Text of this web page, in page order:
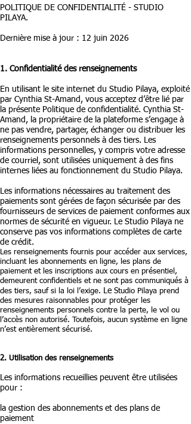
POLITIQUE DE CONFIDENTIALITÉ - STUDIO
PILAYA.
Dernière mise à jour : 12 juin 2026
1. Confidentialité des renseignements
En utilisant le site internet du Studio Pilaya, exploité
par Cynthia St-Amand, vous acceptez d’être lié par
la présente Politique de confidentialité. Cynthia St-
Amand, l a propriétaire de la plateforme s’engage à
ne pas vendre, partager, échanger ou distribuer les
renseignements personnels à des tiers. Les
informations personnelles, y compris votre adresse
de courriel, sont utilisées uniquement à des fins
internes liées au fonctionnement du Studio Pilaya.
Les informations nécessaires au traitement des
paiements sont gérées de façon sécurisée par des
fournisseurs de services de paiement conformes aux
normes de sécurité en vigueur. Le Studio Pilaya ne
conserve pas vos informations complètes de carte
de crédit.
Les renseignements fournis pour accéder aux services,
incluant les abonnements en ligne, les plans de
paiement et les inscriptions aux cours en présentiel,
demeurent confidentiels et ne sont pas communiqués à
des tiers, sauf si la loi l’exige. Le Studio Pilaya prend
des mesures raisonnables pour protéger les
renseignements personnels contre la perte, le vol ou
l’accès non autorisé. Toutefois, aucun système en ligne
n’est entièrement sécurisé.
2. Utilisation des renseignements
Les informations recueillies peuvent être utilisées
pour :
la gestion des abonnements et des plans de
paiement